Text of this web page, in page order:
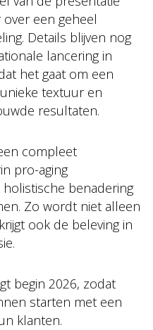
een geheel
Details blijven nog
lancering in
het gaat om een
textuur en
resultaten.
compleet
pro-aging
benadering
Zo wordt niet alleen
ook de beleving in
begin 2026, zodat
starten met een
klanten.